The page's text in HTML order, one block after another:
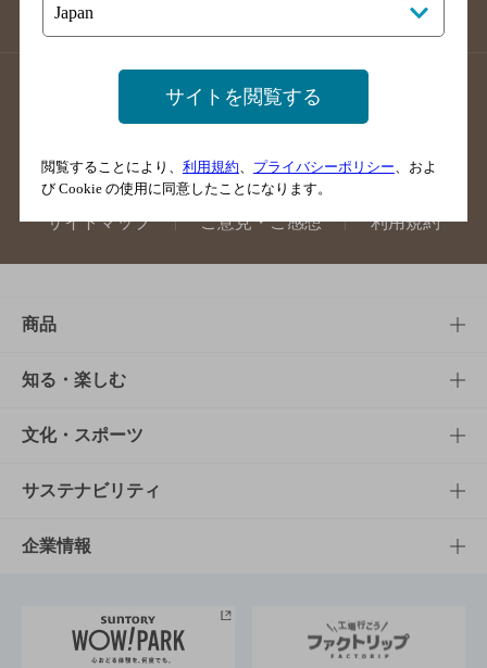
店舗登録方法のご案内
店舗情報更新方法のご案内
掲載店舗様ログイン
サイトマップ ご意見・ご感想 利用規約
商品
商品TOP
商品一覧
商品発売情報
栄養成分一覧
知る・楽しむ
知る・楽しむTOP
キャンペーン
工場見学
地域情報
文化・スポーツ
文化・スポーツTOP
サントリーホール
サントリーサンバーズ大阪
サステナビリティ
サステナビリティTOP
サントリーが考えるサステナビリティ経営
企業情報
企業概要
サイトを閲覧する
閲覧することにより、 利用規約 プライバシーポリシー 、およ
び Cookie の使用に同意したことになります。